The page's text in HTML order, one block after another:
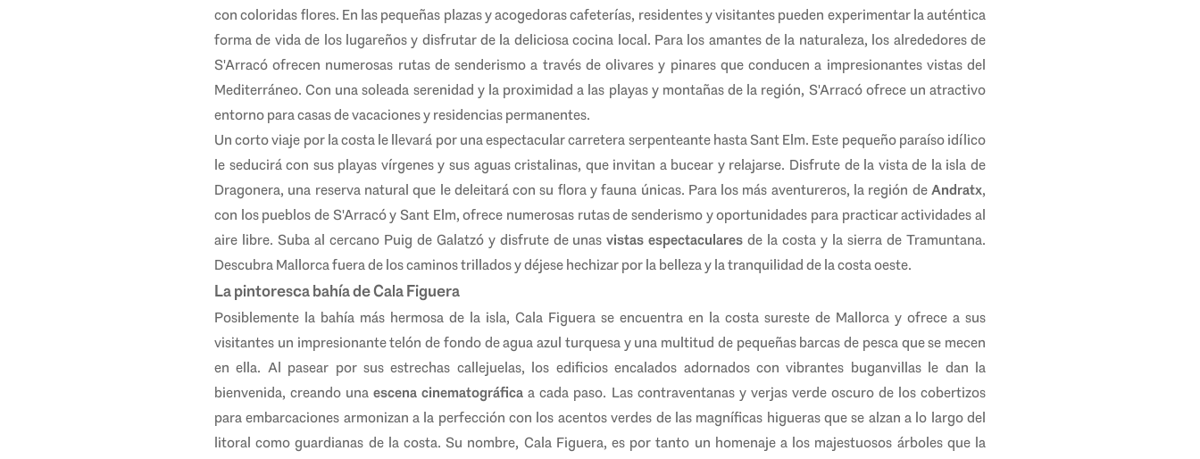
con coloridas flores. En las pequeñas plazas y acogedoras cafeterías, residentes y visitantes pueden experimentar la auténtica
forma de vida de los lugareños y disfrutar de la deliciosa cocina local. Para los amantes de la naturaleza, los alrededores de
S'Arracó ofrecen numerosas rutas de senderismo a través de olivares y pinares que conducen a impresionantes vistas del
Mediterráneo. Con una soleada serenidad y la proximidad a las playas y montañas de la región, S'Arracó ofrece un atractivo
entorno para casas de vacaciones y residencias permanentes.
Un corto viaje por la costa le llevará por una espectacular carretera serpenteante hasta Sant Elm. Este pequeño paraíso idílico
le seducirá con sus playas vírgenes y sus aguas cristalinas, que invitan a bucear y relajarse. Disfrute de la vista de la isla de
Dragonera, una reserva natural que le deleitará con su flora y fauna únicas. Para los más aventureros, la región deAndratx,
con los pueblos de S'Arracó y Sant Elm, ofrece numerosas rutas de senderismo y oportunidades para practicar actividades al
aire libre. Suba al cercano Puig de Galatzó y disfrute de unasvistas espectaculares de la costa y la sierra de Tramuntana.
Descubra Mallorca fuera de los caminos trillados y déjese hechizar por la belleza y la tranquilidad de la costa oeste.
La pintoresca bahía de Cala Figuera
Posiblemente la bahía más hermosa de la isla, Cala Figuera se encuentra en la costa sureste de Mallorca y ofrece a sus
visitantes un impresionante telón de fondo de agua azul turquesa y una multitud de pequeñas barcas de pesca que se mecen
en ella. Al pasear por sus estrechas callejuelas, los edificios encalados adornados con vibrantes buganvillas le dan la
bienvenida, creando unaescena cinematográfica a cada paso. Las contraventanas y verjas verde oscuro de los cobertizos
para embarcaciones armonizan a la perfección con los acentos verdes de las magníficas higueras que se alzan a lo largo del
litoral como guardianas de la costa. Su nombre, Cala Figuera, es por tanto un homenaje a los majestuosos árboles que la